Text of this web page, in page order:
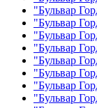
"Бульвар
"Бульвар
"Бульвар
"Бульвар
"Бульвар
"Бульвар
"Бульвар
"Бульвар